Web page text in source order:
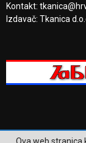
Kontakt:
Izdavač: Tkanica